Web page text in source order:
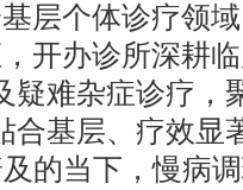
层个体诊疗领
开办诊所深耕
疑难杂症诊疗，
合基层、疗效显
的当下，慢病